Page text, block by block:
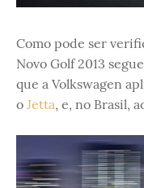
Como pode ser
Novo Golf 2013
que a Volkswagen
o Jetta, e, no Brasil,